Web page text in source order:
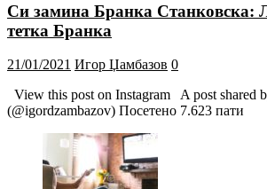
Си замина Бранка Станковска:
тетка Бранка
21/01/2021 Игор Џамбазов 0
View this post on Instagram A post shared
(@igordzambazov) Посетено 7.623 пати